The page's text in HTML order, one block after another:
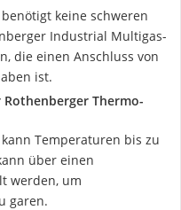
keine schweren
Industrial Multigas-
die einen Anschluss von
ist.
Thermo-
Temperaturen bis zu
über einen
werden, um
garen.